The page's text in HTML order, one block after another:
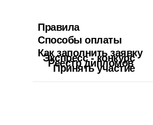
Правила
Способы оплаты
Как заполнить заявку
Экспресс - конкурс
Реестр дипломов
Принять участие